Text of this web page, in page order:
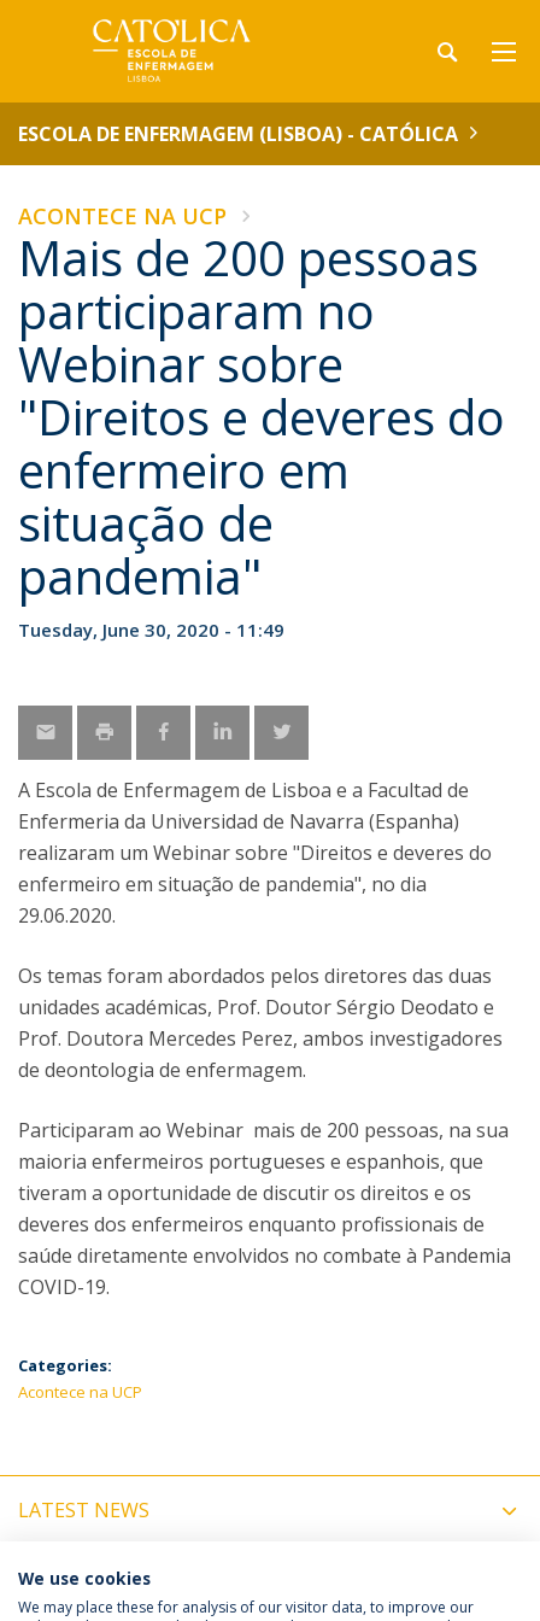
ESCOLA DE ENFERMAGEM (LISBOA) - CATÓLICA
ACONTECE NA UCP
Mais de 200 pessoas
participaram no
Webinar sobre
"Direitos e deveres do
enfermeiro em
situação de
pandemia"
Tuesday, June 30, 2020 - 11:49
A Escola de Enfermagem de Lisboa e a Facultad de
Enfermeria da Universidad de Navarra (Espanha)
realizaram um Webinar sobre "Direitos e deveres do
enfermeiro em situação de pandemia", no dia
29.06.2020.
Os temas foram abordados pelos diretores das duas
unidades académicas, Prof. Doutor Sérgio Deodato e
Prof. Doutora Mercedes Perez, ambos investigadores
de deontologia de enfermagem.
Participaram ao Webinar mais de 200 pessoas, na sua
maioria enfermeiros portugueses e espanhois, que
tiveram a oportunidade de discutir os direitos e os
deveres dos enfermeiros enquanto profissionais de
saúde diretamente envolvidos no combate à Pandemia
COVID-19.
Categories:
Acontece na UCP
LATEST NEWS
UPCOMING EVENTS
We use cookies
We may place these for analysis of our visitor data, to improve our